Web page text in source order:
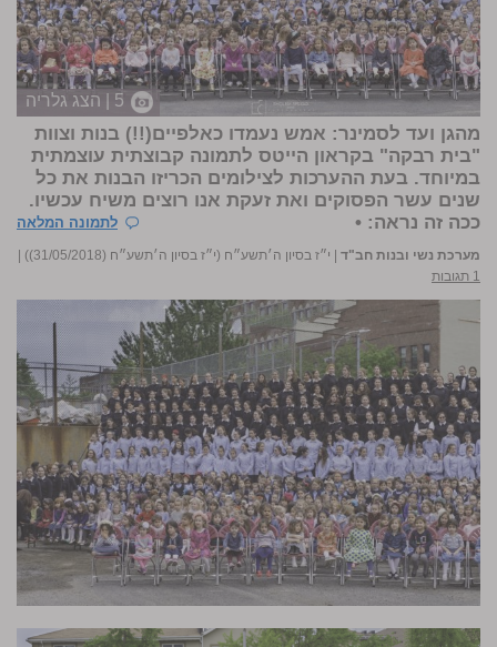
5 | הצג גלריה
מהגן ועד לסמינר: אמש נעמדו כאלפיים(!!) בנות וצוות
"בית רבקה" בקראון הייטס לתמונה קבוצתית עוצמתית
במיוחד. בעת ההערכות לצילומים הכריזו הבנות את כל
שנים עשר הפסוקים ואת זעקת אנו רוצים משיח עכשיו.
ככה זה נראה: •
לתמונה המלאה
מערכת נשי ובנות חב"ד י״ז בסיון ה׳תשע״ח (י״ז בסיון ה׳תשע״ח (31/05/2018))
1 תגובות